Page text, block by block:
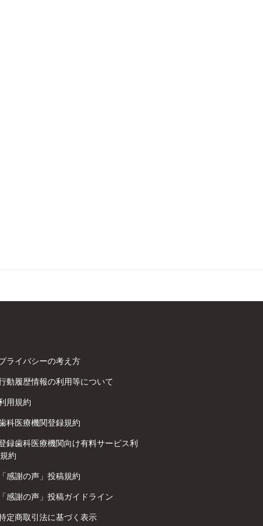
ライバシーの考え方
動履歴情報の利用等について
用規約
科医療機関登録規約
録歯科医療機関向け有料サービス利
約
「感謝の声」投稿規約
「感謝の声」投稿ガイドライン
定商取引法に基づく表示